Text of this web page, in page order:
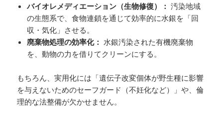
バイオレメディエーション（生物修復）： 汚染地域
の生態系で、食物連鎖を通じて効率的に水銀を「回
収・気化」させる。
廃棄物処理の効率化： 水銀汚染された有機廃棄物
を、動物の力を借りてクリーンにする。
もちろん、実用化には「遺伝子改変個体が野生種に影響
を与えないためのセーフガード（不妊化など）」や、倫
理的な法整備が欠かせません。